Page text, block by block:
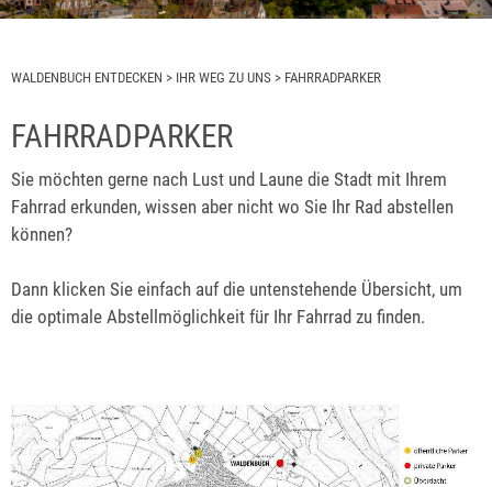
WALDENBUCH ENTDECKEN > IHR WEG ZU UNS > FAHRRADPARKER
FAHRRADPARKER
Sie möchten gerne nach Lust und Laune die Stadt mit Ihrem
Fahrrad erkunden, wissen aber nicht wo Sie Ihr Rad abstellen
können?
Dann klicken Sie einfach auf die untenstehende Übersicht, um
die optimale Abstellmöglichkeit für Ihr Fahrrad zu finden.